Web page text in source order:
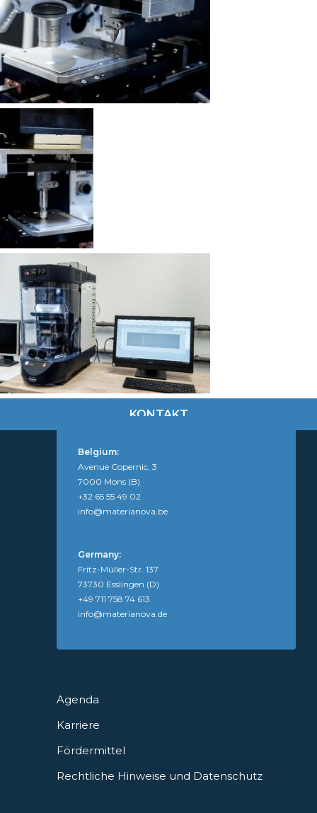
KONTAKT
Agenda
Karriere
Fördermittel
Rechtliche Hinweise und Datenschutz
Belgium:
Avenue Copernic, 3
7000 Mons (B)
+32 65 55 49 02
info@materianova.be
Germany:
Fritz-Müller-Str. 137
73730 Esslingen (D)
+49 711 758 74 613
info@materianova.de